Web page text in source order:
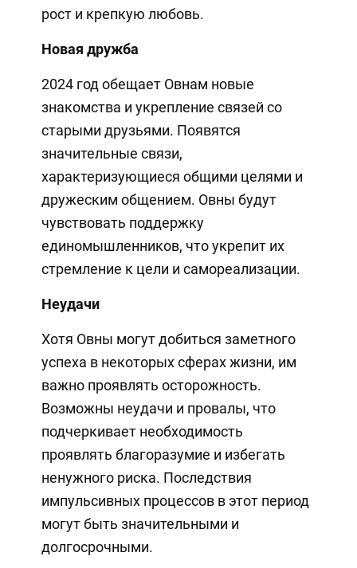
рост и крепкую любовь.
Новая дружба
2024 год обещает Овнам новые
знакомства и укрепление связей со
старыми друзьями. Появятся
значительные связи,
характеризующиеся общими целями и
дружеским общением. Овны будут
чувствовать поддержку
единомышленников, что укрепит их
стремление к цели и самореализации.
Неудачи
Хотя Овны могут добиться заметного
успеха в некоторых сферах жизни, им
важно проявлять осторожность.
Возможны неудачи и провалы, что
подчеркивает необходимость
проявлять благоразумие и избегать
ненужного риска. Последствия
импульсивных процессов в этот период
могут быть значительными и
долгосрочными.